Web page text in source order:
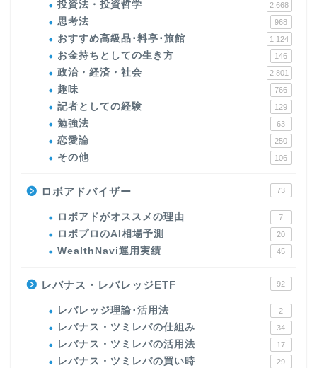
投資法・投資哲学 2,668
思考法 968
おすすめ高級品･料亭･旅館 1,124
お金持ちとしての生き方 146
政治・経済・社会 2,801
趣味 766
記者としての経験 129
勉強法 63
恋愛論 250
その他 106
ロボアドバイザー 73
ロボアドがオススメの理由 7
ロボプロのAI相場予測 20
WealthNavi運用実績 45
レバナス・レバレッジETF 92
レバレッジ理論･活用法 2
レバナス・ツミレバの仕組み 34
レバナス・ツミレバの活用法 17
レバナス・ツミレバの買い時 29